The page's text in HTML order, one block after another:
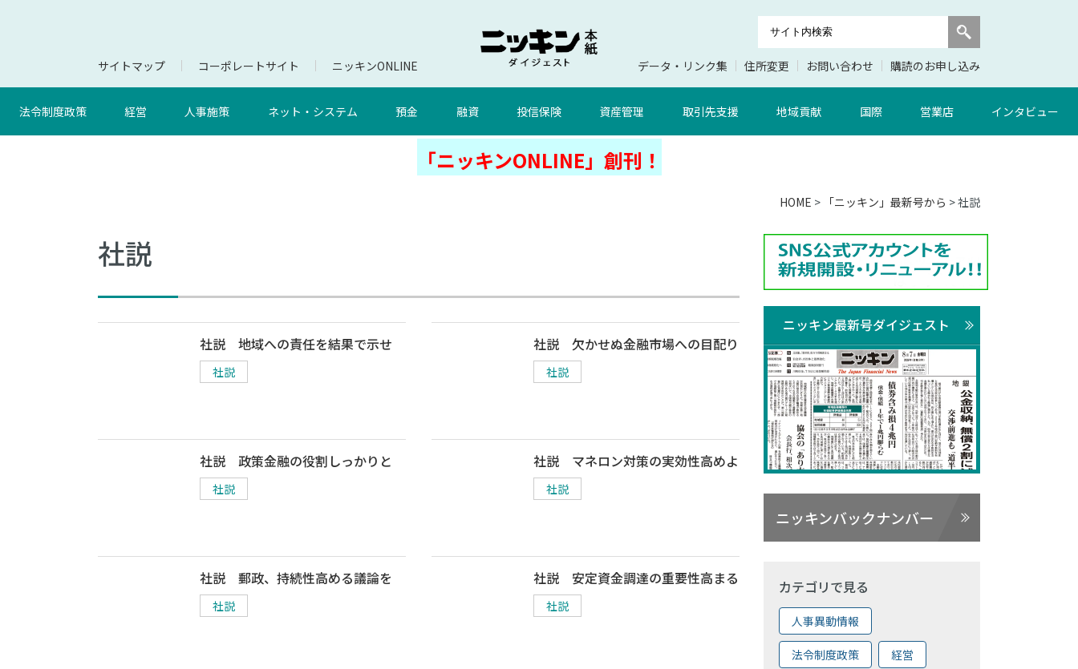
サイトマップ コーポレートサイト ニッキンONLINE データ・リンク集 住所変更 お問い合わせ 購読のお申し込み
法令制度政策 経営 人事施策 ネット・システム 預金 融資 投信保険 資産管理 取引先支援 地域貢献 国際 営業店 インタビュー
「ニッキンONLINE」創刊！
HOME > 「ニッキン」最新号から > 社説
社説
社説 地域への責任を結果で示せ
社説
社説 欠かせぬ金融市場への目配り
社説
社説 政策金融の役割しっかりと
社説
社説 マネロン対策の実効性高めよ
社説
社説 郵政、持続性高める議論を
社説
社説 安定資金調達の重要性高まる
社説
ニッキン最新号ダイジェスト
ニッキンバックナンバー
カテゴリで見る
人事異動情報
法令制度政策 経営